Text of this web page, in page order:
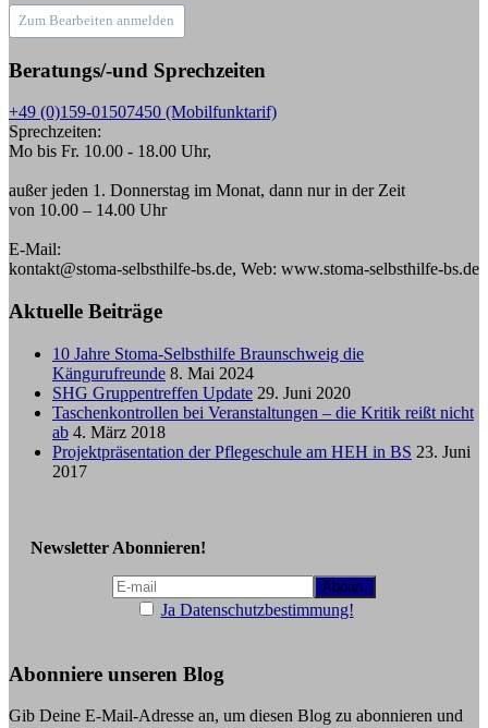
Zum Bearbeiten anmelden
Beratungs/-und Sprechzeiten
+49 (0)159-01507450 (Mobilfunktarif)
Sprechzeiten:
Mo bis Fr. 10.00 - 18.00 Uhr,
außer jeden 1. Donnerstag im Monat, dann nur in der Zeit
von 10.00 – 14.00 Uhr
E-Mail:
kontakt@stoma-selbsthilfe-bs.de, Web: www.stoma-selbsthilfe-bs.de
Aktuelle Beiträge
10 Jahre Stoma-Selbsthilfe Braunschweig die
Kängurufreunde 8. Mai 2024
SHG Gruppentreffen Update 29. Juni 2020
Taschenkontrollen bei Veranstaltungen – die Kritik reißt nicht
ab 4. März 2018
Projektpräsentation der Pflegeschule am HEH in BS 23. Juni
2017
Newsletter Abonnieren!
Ja Datenschutzbestimmung!
Abonniere unseren Blog
Gib Deine E-Mail-Adresse an, um diesen Blog zu abonnieren und